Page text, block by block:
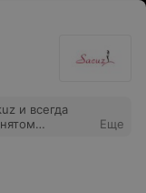
и всегда
настрой!
Еще